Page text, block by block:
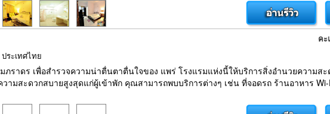
ค
ระเทศไทย
ภราดร เพื่อสำรวจความน่าตื่นตาตื่นใจของ แพร่ โรงแรมแห่งนี้ให้บริการสิ่งอำนวยความส
วามสะดวกสบายสูงสุดแก่ผู้เข้าพัก คุณสามารถพบบริการต่างๆ เช่น ที่จอดรถ ร้านอาหาร